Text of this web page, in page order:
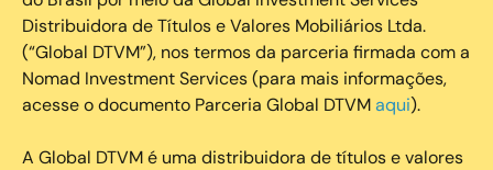
Distribuidora de Títulos e Valores Mobiliários Ltda.
(“Global DTVM”), nos termos da parceria firmada com a
Nomad Investment Services (para mais informações,
acesse o documento Parceria Global DTVMaqui).
A Global DTVM é uma distribuidora de títulos e valores